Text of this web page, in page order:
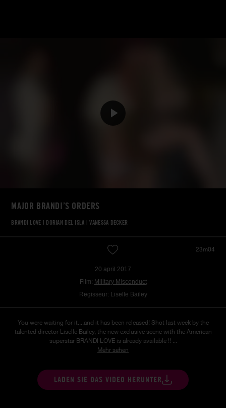
MAJOR BRANDI’S ORDERS
BRANDI LOVE | DORIAN DEL ISLA |VANESSA DECKER
23m04
20 april 2017
Film: Military Misconduct
Regisseur: Liselle Bailey
You were waiting for it....and it has been released! Shot last week by the
talented director Liselle Bailey, the new exclusive scene with the American
superstar BRANDI LOVE is already available !! ...
Mehr sehen
LADEN SIE DAS VIDEO HERUNTER